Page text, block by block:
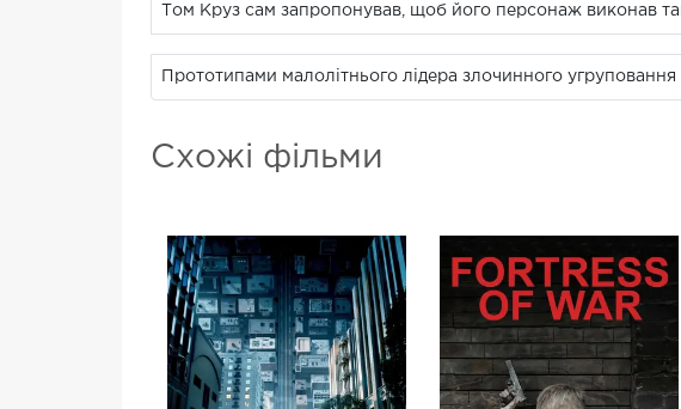
Том Круз сам запропонував, щоб його персонаж виконав
Прототипами малолітнього лідера злочинного
Схожі фільми